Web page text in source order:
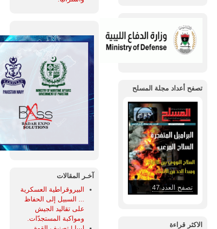
تصفح أعداد مجلة المسلح
تصفح العدد 47
الاكثر قراءة
آخـر المقالات
البيروقراطية العسكرية
... السبيل إلى الحفاظ
على تقاليد الجيش
ومواكبة المستجدّات.